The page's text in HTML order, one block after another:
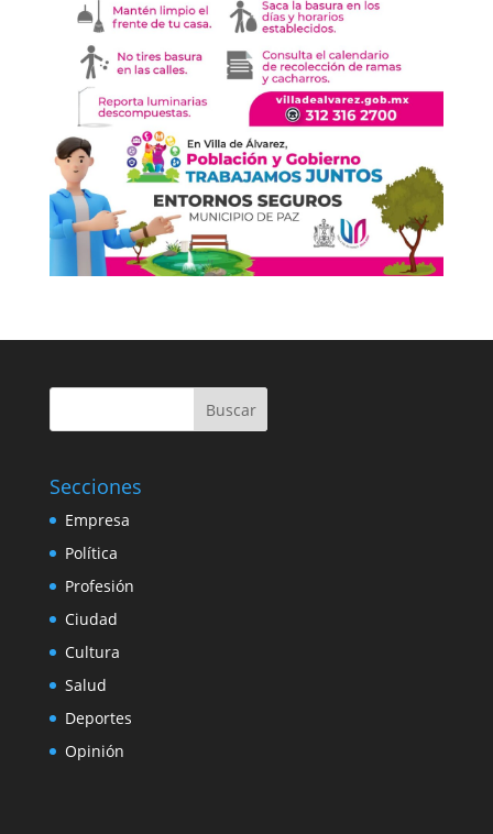
Buscar
Secciones
Empresa
Política
Profesión
Ciudad
Cultura
Salud
Deportes
Opinión